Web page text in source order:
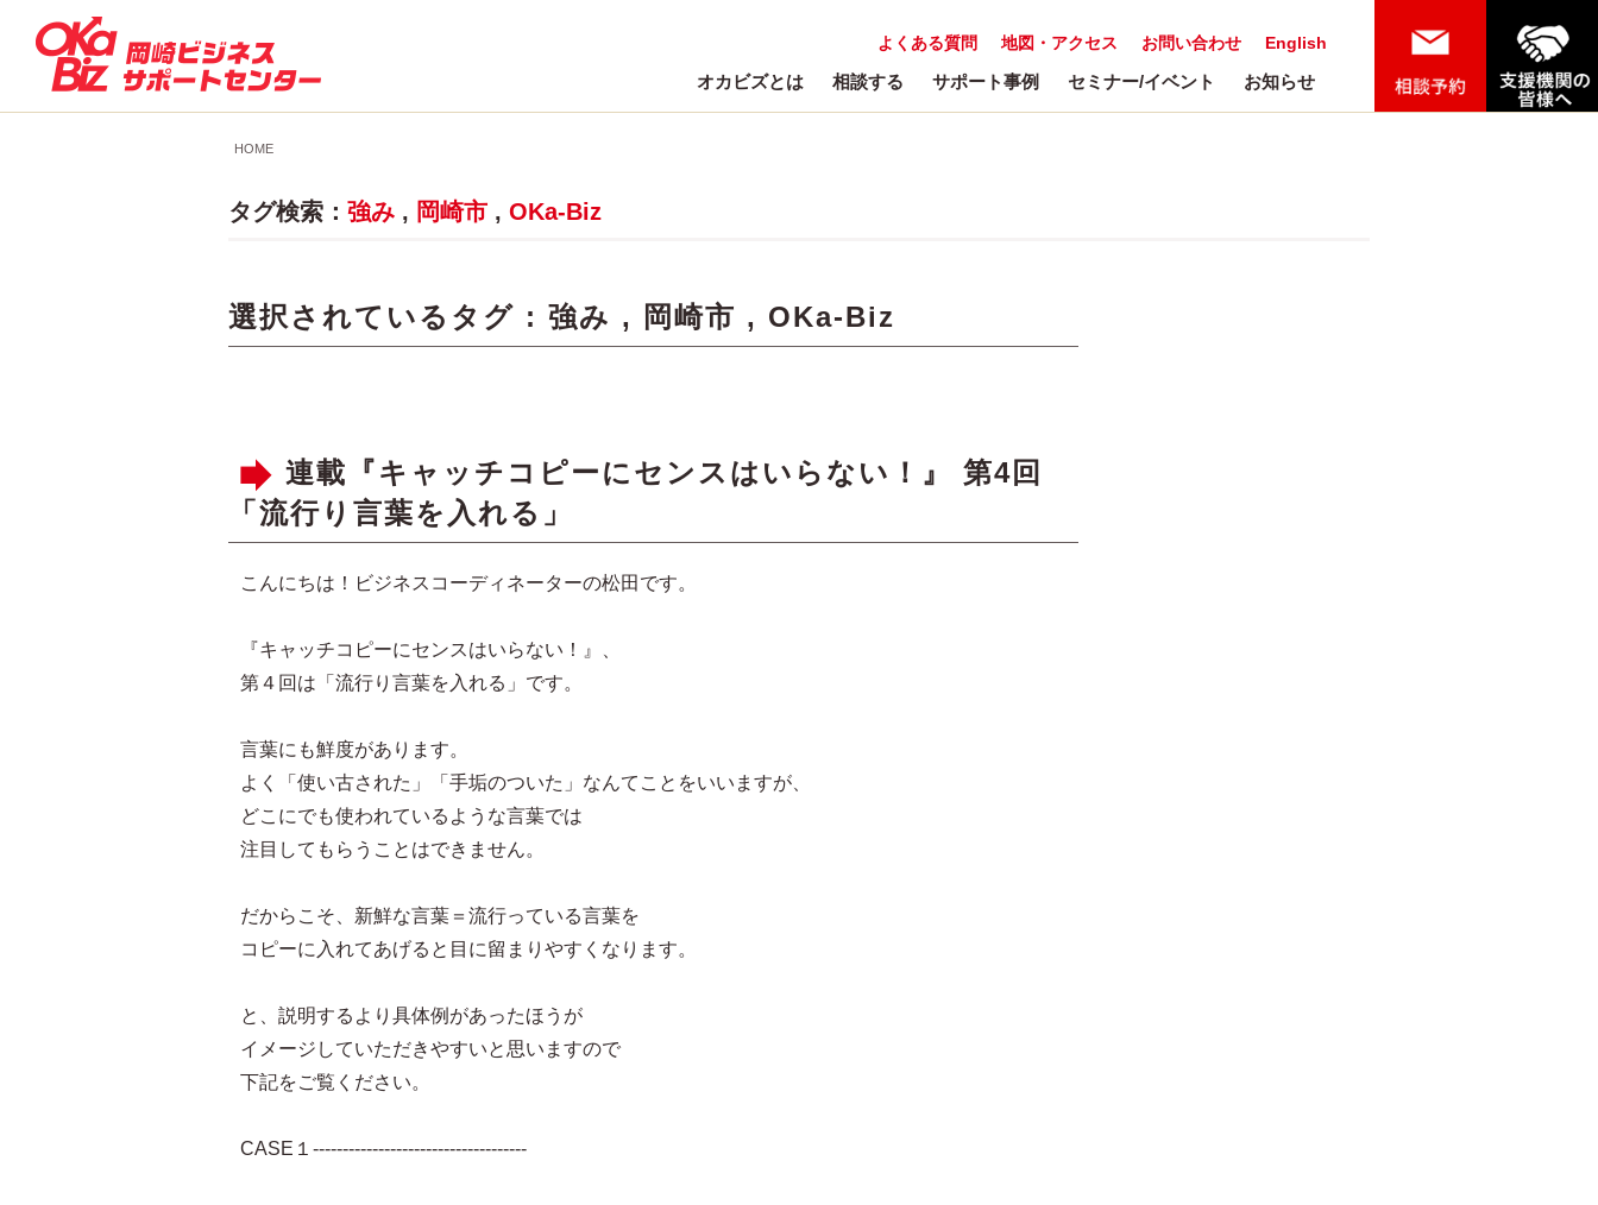
English
お問い合わせ
地図・アクセス
よくある質問
オカビズとは 相談する サポート事例 セミナー/イベント お知らせ
HOME
タグ検索： 強み , 岡崎市 , OKa-Biz
選択されているタグ : 強み , 岡崎市 , OKa-Biz
連載『キャッチコピーにセンスはいらない！』 第4回
「流行り言葉を入れる」
こんにちは！ビジネスコーディネーターの松田です。
『キャッチコピーにセンスはいらない！』、
第４回は「流行り言葉を入れる」です。
言葉にも鮮度があります。
よく「使い古された」「手垢のついた」なんてことをいいますが、
どこにでも使われているような言葉では
注目してもらうことはできません。
だからこそ、新鮮な言葉＝流行っている言葉を
コピーに入れてあげると目に留まりやすくなります。
と、説明するより具体例があったほうが
イメージしていただきやすいと思いますので
下記をご覧ください。
CASE１------------------------------------